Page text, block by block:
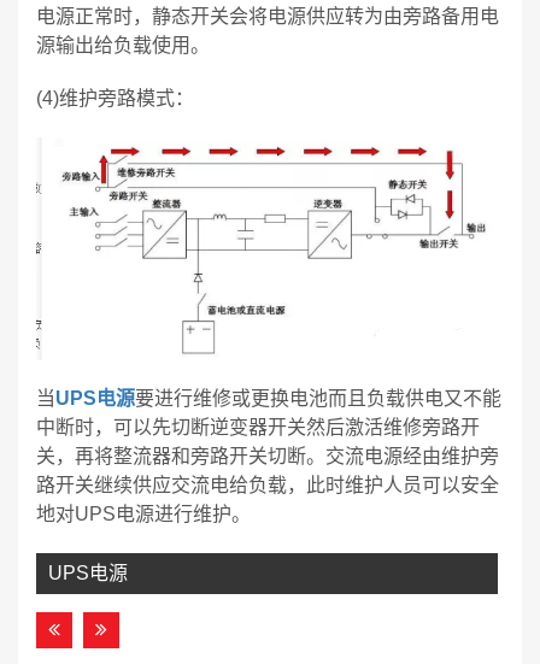
电源正常时，静态开关会将电源供应转为由旁路备用电
源输出给负载使用。
(4)维护旁路模式：
当UPS电源要进行维修或更换电池而且负载供电又不能
中断时，可以先切断逆变器开关然后激活维修旁路开
关，再将整流器和旁路开关切断。交流电源经由维护旁
路开关继续供应交流电给负载，此时维护人员可以安全
地对UPS电源进行维护。
UPS电源